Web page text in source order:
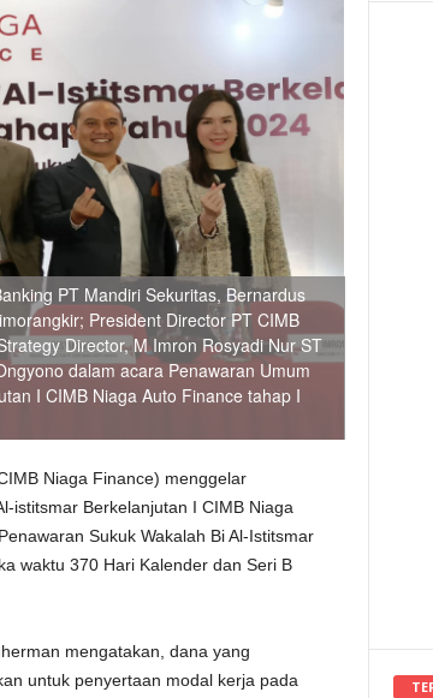
PT Mandiri Sekuritas, Bernardus
President Director PT CIMB
Director, M Imron Rosyadi Nur ST
dalam acara Penawaran Umum
I CIMB Niaga Auto Finance tahap I
Niaga Finance) menggelar
istitsmar Berkelanjutan I CIMB Niaga
Sukuk Wakalah Bi Al-Istitsmar
waktu 370 Hari Kalender dan Seri B
mengatakan, dana yang
untuk penyertaan modal kerja pada